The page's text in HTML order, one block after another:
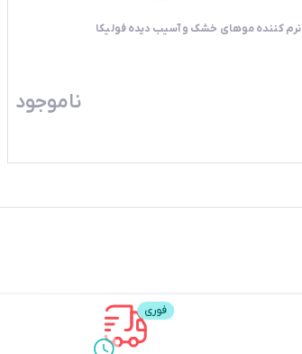
نرم کننده موهای خشک و آسیب دیده فولیکا
ناموجود